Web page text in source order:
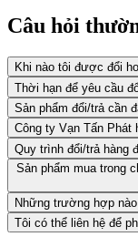
Câu hỏi
Khi nào tôi được đổi
Thời hạn để yêu cầu
Sản phẩm đổi/trả cần
Công ty Vạn Tấn Phát
Quy trình đổi/trả hàng
Sản phẩm mua trong
Những trường hợp
Tôi có thể liên hệ để